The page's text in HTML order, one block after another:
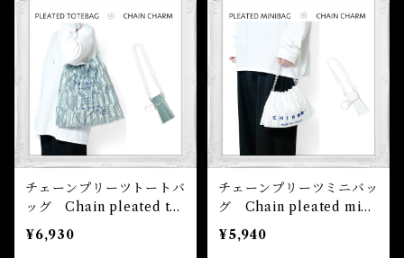
チェーンプリーツトートバ
ッグ Chain pleated tot
e bag
¥6,930
チェーンプリーツミニバッ
グ Chain pleated mini
bag
¥5,940